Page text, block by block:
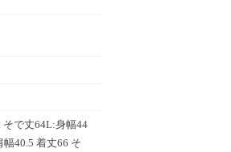
そで丈64L:身幅44
40.5 着丈66 そ